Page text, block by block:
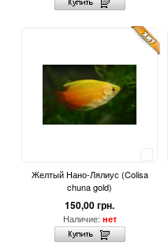
Желтый Нано-Лялиус (Colisa
chuna gold)
150,00 грн.
Наличие: нет